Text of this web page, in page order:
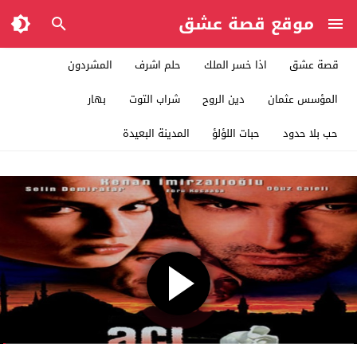
موقع قصة عشق
قصة عشق اذا خسر الملك حلم اشرف
المشردون
المؤسس عثمان
دين الروح شراب التوت
بهار
حب بلا حدود
حبات اللؤلؤ المدينة البعيدة